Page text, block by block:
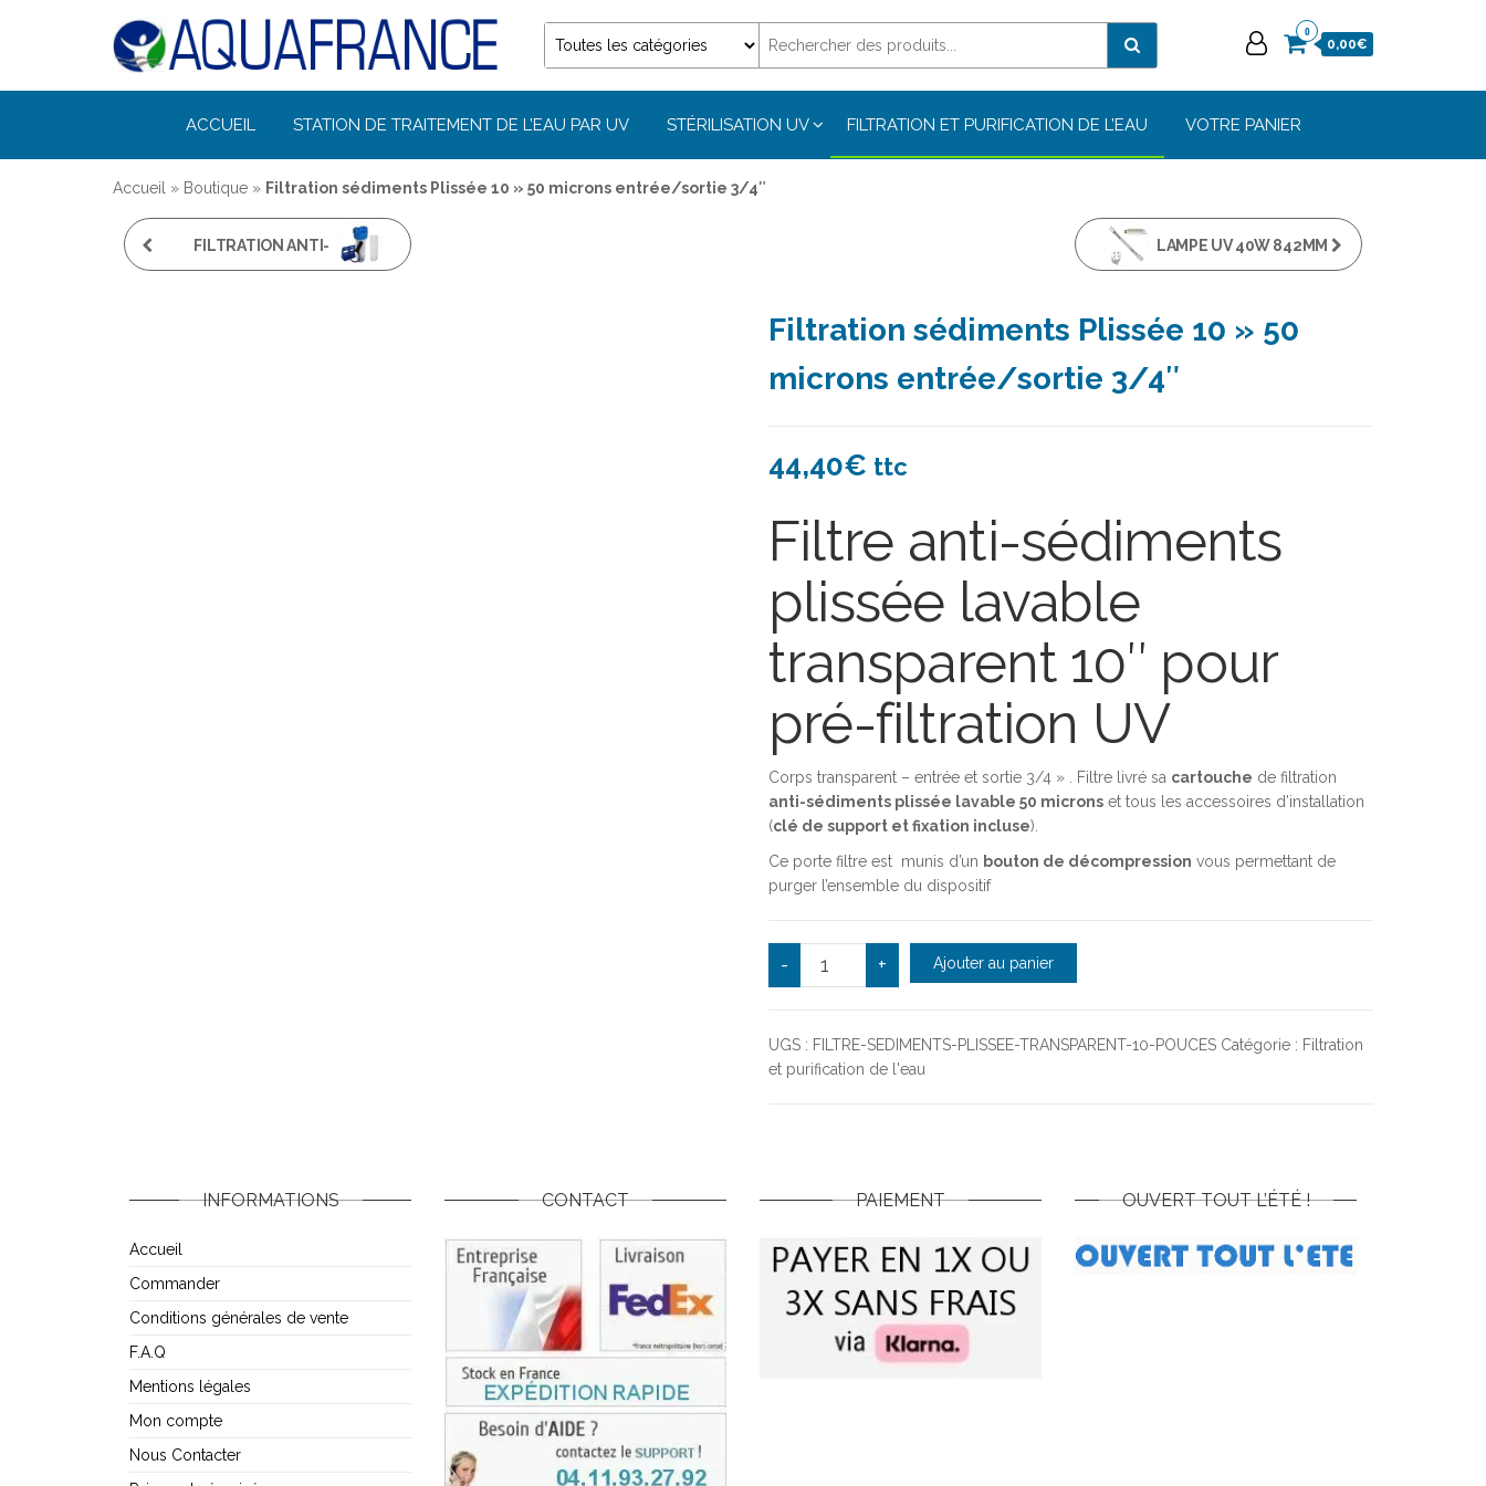
Désinfection
Uv de l'eau |
Filtration et
Potabilisation
0
0,00€
ACCUEIL STATION DE TRAITEMENT DE L’EAU PAR UV STÉRILISATION UV FILTRATION ET PURIFICATION DE L’EAU VOTRE PANIER
Accueil » Boutique » Filtration sédiments Plissée 10 » 50 microns entrée/sortie 3/4″
FILTRATION ANTI- LAMPE UV 40W 842MM
Filtration sédiments Plissée 10 » 50
microns entrée/sortie 3/4″
44,40€ ttc
Filtre anti-sédiments
plissée lavable
transparent 10″ pour
pré-filtration UV
Corps transparent – entrée et sortie 3/4 » . Filtre livré sa cartouche de filtration
anti-sédiments plissée lavable 50 micronset tous les accessoires d’installation
(clé de support et fixation incluse).
Ce porte filtre est munis d’un bouton de décompression vous permettant de
purger l’ensemble du dispositif
- quantité de Filtration sédiments Plissée 10'' 50 microns entrée/sortie 3/4"
+ Ajouter au panier
UGS : FILTRE-SEDIMENTS-PLISSEE-TRANSPARENT-10-POUCES Catégorie : Filtration
et purification de l'eau
INFORMATIONS
Accueil
Commander
Conditions générales de vente
F.A.Q
Mentions légales
Mon compte
Nous Contacter
CONTACT PAIEMENT OUVERT TOUT L’ÉTÉ !